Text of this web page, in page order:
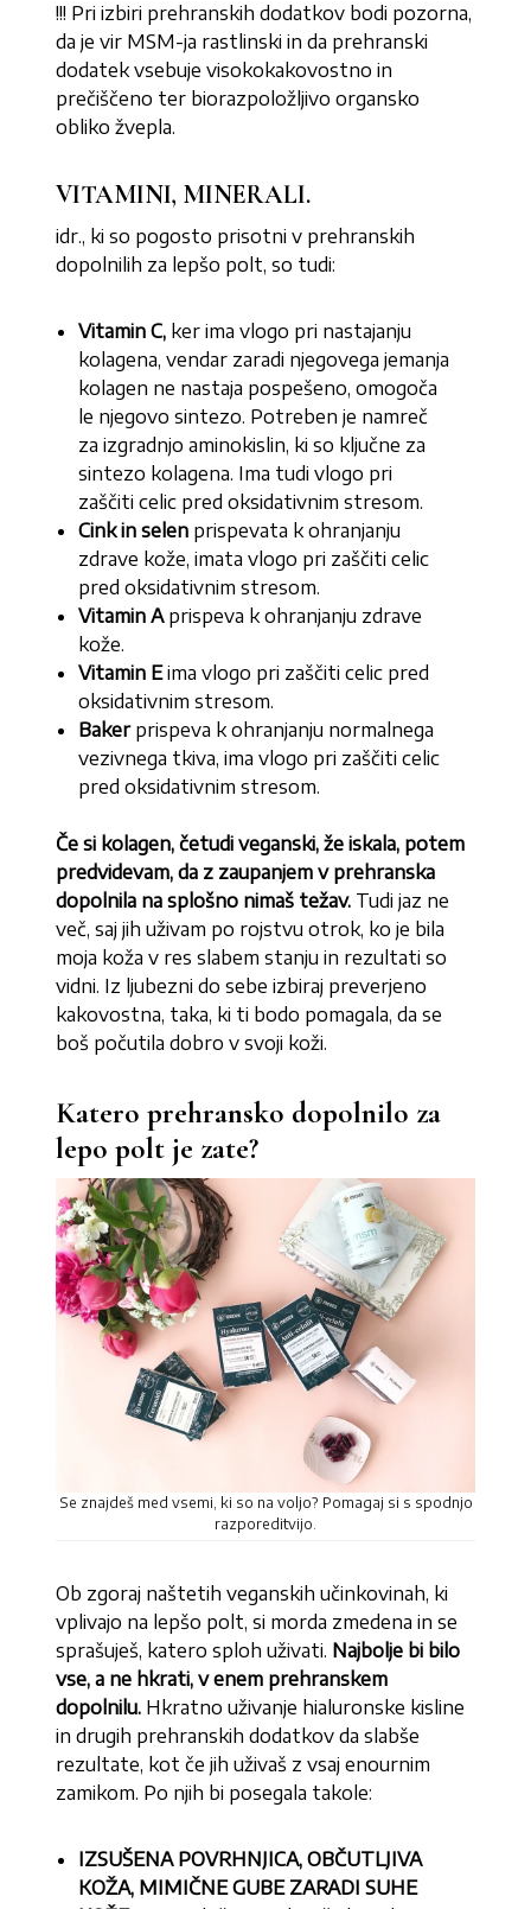
!!! Pri izbiri prehranskih dodatkov bodi pozorna,
da je vir MSM-ja rastlinski in da prehranski
dodatek vsebuje visokokakovostno in
prečiščeno ter biorazpoložljivo organsko
obliko žvepla.
VITAMINI, MINERALI.
idr., ki so pogosto prisotni v prehranskih
dopolnilih za lepšo polt, so tudi:
Vitamin C, ker ima vlogo pri nastajanju
kolagena, vendar zaradi njegovega jemanja
kolagen ne nastaja pospešeno, omogoča
le njegovo sintezo. Potreben je namreč
za izgradnjo aminokislin, ki so ključne za
sintezo kolagena. Ima tudi vlogo pri
zaščiti celic pred oksidativnim stresom.
Cink in selen prispevata k ohranjanju
zdrave kože, imata vlogo pri zaščiti celic
pred oksidativnim stresom.
Vitamin Aprispeva k ohranjanju zdrave
kože.
Vitamin Eima vlogo pri zaščiti celic pred
oksidativnim stresom.
Bakerprispeva k ohranjanju normalnega
vezivnega tkiva, ima vlogo pri zaščiti celic
pred oksidativnim stresom.
Če si kolagen, četudi veganski, že iskala, potem
predvidevam, da z zaupanjem v prehranska
dopolnila na splošno nimaš težav. Tudi jaz ne
več, saj jih uživam po rojstvu otrok, ko je bila
moja koža v res slabem stanju in rezultati so
vidni. Iz ljubezni do sebe izbiraj preverjeno
kakovostna, taka, ki ti bodo pomagala, da se
boš počutila dobro v svoji koži.
Katero prehransko dopolnilo za
lepo polt je zate?
Se znajdeš med vsemi, ki so na voljo? Pomagaj si s spodnjo
razporeditvijo.
Ob zgoraj naštetih veganskih učinkovinah, ki
vplivajo na lepšo polt, si morda zmedena in se
sprašuješ, katero sploh uživati. Najbolje bi bilo
vse, a ne hkrati, v enem prehranskem
dopolnilu. Hkratno uživanje hialuronske kisline
in drugih prehranskih dodatkov da slabše
rezultate, kot če jih uživaš z vsaj enournim
zamikom. Po njih bi posegala takole:
IZSUŠENA POVRHNJICA, OBČUTLJIVA
KOŽA, MIMIČNE GUBE ZARADI SUHE